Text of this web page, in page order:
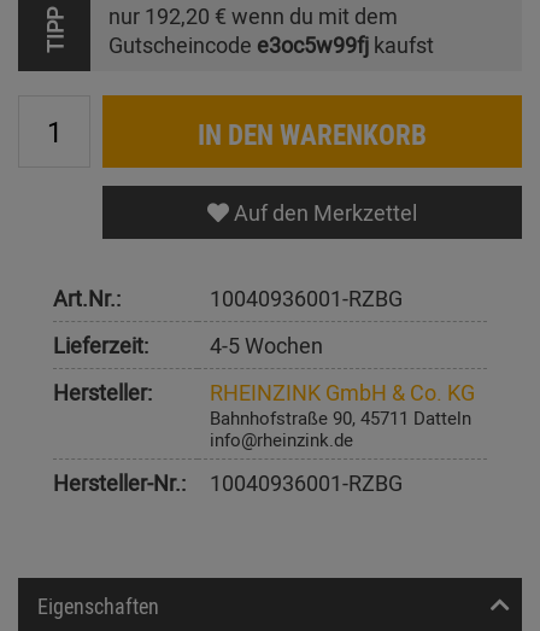
TIPP nur 192,20 € wenn du mit dem
Gutscheincode e3oc5w99fj kaufst
IN DEN WARENKORB
Auf den Merkzettel
Art.Nr.:
10040936001-RZBG
Lieferzeit:
4-5 Wochen
Hersteller:
RHEINZINK GmbH & Co. KG
Bahnhofstraße 90, 45711 Datteln
info@rheinzink.de
Hersteller-Nr.: 10040936001-RZBG
Eigenschaften